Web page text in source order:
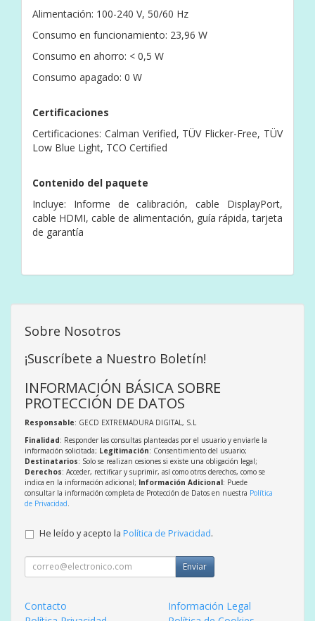
Alimentación: 100-240 V, 50/60 Hz
Consumo en funcionamiento: 23,96 W
Consumo en ahorro: < 0,5 W
Consumo apagado: 0 W
Certificaciones
Certificaciones: Calman Verified, TÜV Flicker-Free, TÜV
Low Blue Light, TCO Certified
Contenido del paquete
Incluye: Informe de calibración, cable DisplayPort,
cable HDMI, cable de alimentación, guía rápida, tarjeta
de garantía
Sobre Nosotros
¡Suscríbete a Nuestro Boletín!
INFORMACIÓN BÁSICA SOBRE
PROTECCIÓN DE DATOS
Responsable: GECD EXTREMADURA DIGITAL, S.L
Finalidad: Responder las consultas planteadas por el usuario y enviarle la
información solicitada; Legitimación: Consentimiento del usuario;
Destinatarios: Solo se realizan cesiones si existe una obligación legal;
Derechos: Acceder, rectificar y suprimir, así como otros derechos, como se
indica en la información adicional; Información Adicional: Puede
consultar la información completa de Protección de Datos en nuestra Política
de Privacidad
He leído y acepto la Política de Privacidad.
Enviar
Contacto
Información Legal